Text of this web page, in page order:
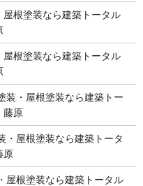
根塗装なら建築トータル
根塗装なら建築トータル
装・屋根塗装なら建築トー
藤原
・屋根塗装なら建築トータ
原
屋根塗装なら建築トータル